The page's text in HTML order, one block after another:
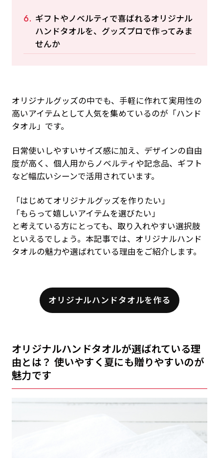
ギフトやノベルティで喜ばれるオリジナル
ハンドタオルを、グッズプロで作ってみま
せんか
オリジナルグッズの中でも、手軽に作れて実用性の
高いアイテムとして人気を集めているのが「ハンド
タオル」です。
日常使いしやすいサイズ感に加え、デザインの自由
度が高く、個人用からノベルティや記念品、ギフト
など幅広いシーンで活用されています。
「はじめてオリジナルグッズを作りたい」
「もらって嬉しいアイテムを選びたい」
と考えている方にとっても、取り入れやすい選択肢
といえるでしょう。本記事では、オリジナルハンド
タオルの魅力や選ばれている理由をご紹介します。
オリジナルハンドタオルを作る
オリジナルハンドタオルが選ばれている理
由とは？ 使いやすく夏にも贈りやすいのが
魅力です